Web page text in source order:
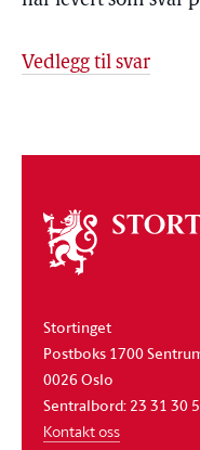
Vedlegg til svar
Om
stortinget
Stortinget
Postboks 1700
0026 Oslo
Sentralbord: 23 31 30
Kontakt oss